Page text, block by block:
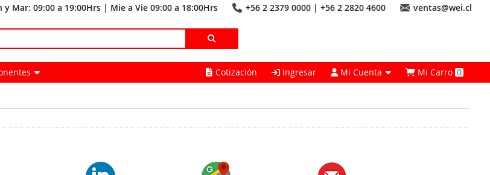
y Mar: 09:00 a 19:00Hrs | Mie a Vie 09:00 a 18:00Hrs +56 2 2379 0000 | +56 2 2820 4600 ventas@wei.cl
Cotización Ingresar Mi Cuenta Mi Carro0